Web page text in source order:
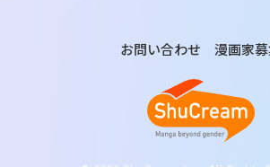
お問い合わせ 漫画家